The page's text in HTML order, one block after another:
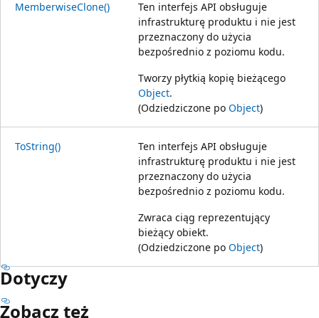
MemberwiseClone()
Ten interfejs API obsługuje
infrastrukturę produktu i nie jest
przeznaczony do użycia
bezpośrednio z poziomu kodu.
Tworzy płytkią kopię bieżącego
Object.
(Odziedziczone po Object)
ToString()
Ten interfejs API obsługuje
infrastrukturę produktu i nie jest
przeznaczony do użycia
bezpośrednio z poziomu kodu.
Zwraca ciąg reprezentujący
bieżący obiekt.
(Odziedziczone po Object)
Dotyczy
Zobacz też